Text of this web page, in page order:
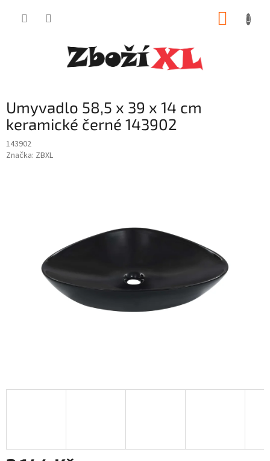
Umyvadlo 58,5 x 39 x 14 cm
keramické černé 143902
143902
Značka: ZBXL